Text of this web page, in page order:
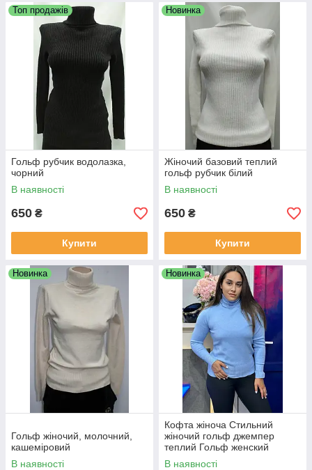
Топ продажів
Гольф рубчик водолазка,
чорний
В наявності
650 ₴
Купити
Новинка
Жіночий базовий теплий
гольф рубчик білий
В наявності
650 ₴
Купити
Новинка
Гольф жіночий, молочний,
кашеміровий
В наявності
Новинка
Кофта жіноча Стильний
жіночий гольф джемпер
теплий Гольф женский
кашемировый
В наявності